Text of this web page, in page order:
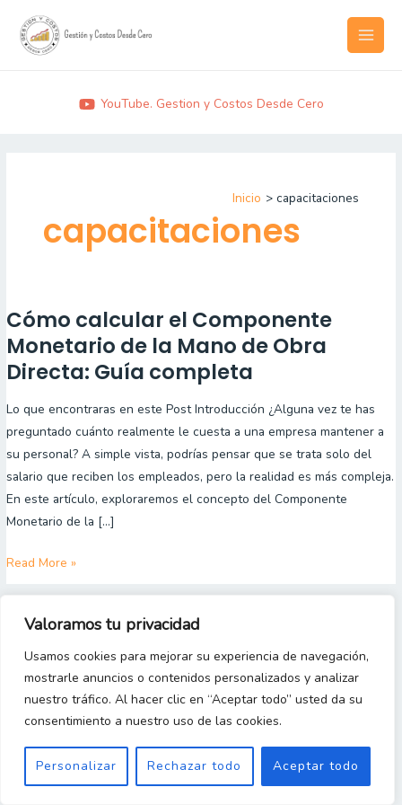
Valoramos tu privacidad
Usamos cookies para mejorar su experiencia de navegación,
mostrarle anuncios o contenidos personalizados y analizar
nuestro tráfico. Al hacer clic en “Aceptar todo” usted da su
consentimiento a nuestro uso de las cookies.
Personalizar Rechazar todo Aceptar todo
contenido
YouTube. Gestion y Costos Desde Cero
Inicio capacitaciones
capacitaciones
Cómo calcular el Componente
Monetario de la Mano de Obra
Directa: Guía completa
Lo que encontraras en este Post Introducción ¿Alguna vez te has
preguntado cuánto realmente le cuesta a una empresa mantener a
su personal? A simple vista, podrías pensar que se trata solo del
salario que reciben los empleados, pero la realidad es más compleja.
En este artículo, exploraremos el concepto del Componente
Monetario de la […]
Cómo
calcular
el
Monetario
de
la
Mano
de
Obra
Guía
completa
Read More »